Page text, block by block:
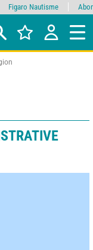
Figaro Nautisme